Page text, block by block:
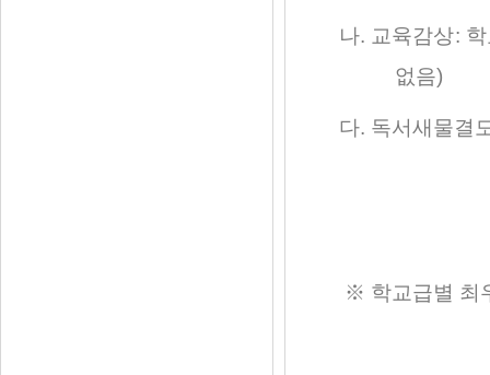
나. 교육감상:
없음)
다. 독서새물결
※ 학교급별 최